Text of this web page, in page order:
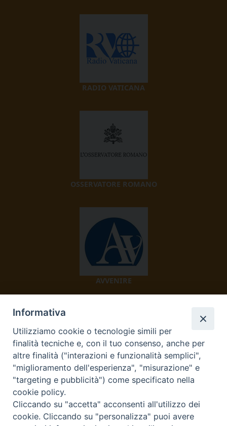
RADIO VATICANA
OSSERVATORE ROMANO
AVVENIRE
TV 2000
Informativa
Utilizziamo cookie o tecnologie simili per
finalità tecniche e, con il tuo consenso, anche per
altre finalità ("interazioni e funzionalità semplici",
"miglioramento dell'esperienza", "misurazione" e
"targeting e pubblicità") come specificato nella
cookie policy.
Cliccando su "accetta" acconsenti all'utilizzo dei
cookie. Cliccando su "personalizza" puoi avere